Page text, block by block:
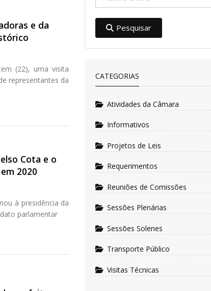
e da
(22), uma visita
representantes da
Cota e o
2020
à presidência da
parlamentar
Pesquisar
CATEGORIAS
Atividades da Câmara
Informativos
Projetos de Leis
Requerimentos
Reuniões de Comissões
Sessões Plenárias
Sessões Solenes
Transporte Público
Visitas Técnicas